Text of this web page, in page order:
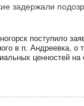
задержали
поступило
в п. Андреевка, о
ценностей